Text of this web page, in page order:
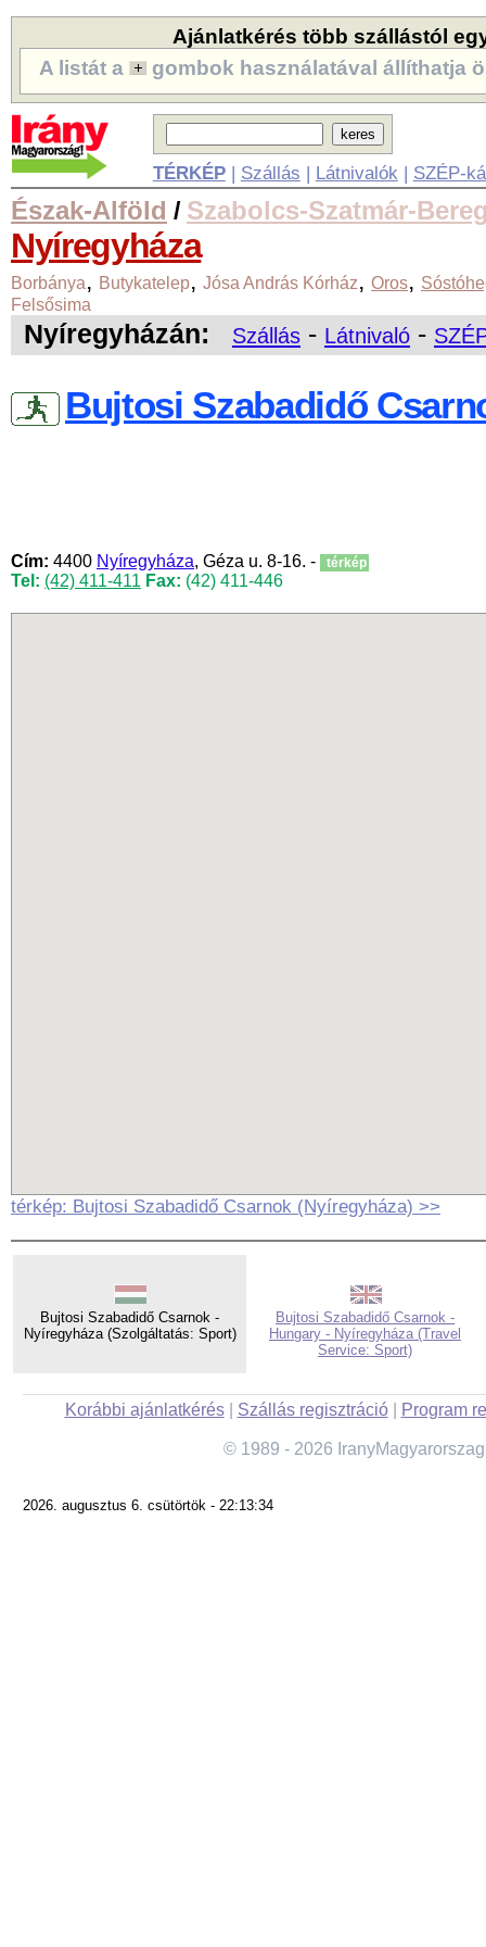
Ajánlatkérés több szállástól
A listát a
gombok használatával állíthatja
TÉRKÉP| Szállás | Látnivalók | SZÉP-
Észak-Alföld / Szabolcs-Szatmár-
Nyíregyháza
Borbánya, Butykatelep, Jósa András Kórház, Oros,
Felsősima
Nyíregyházán: Szállás - Látnivaló -
Bujtosi Szabadidő
Cím: 4400 Nyíregyháza, Géza u. 8-16. - térkép
Tel: (42) 411-411 Fax: (42) 411-446
térkép: Bujtosi Szabadidő Csarnok (Nyíregyháza) >>
Bujtosi Szabadidő Csarnok -
Nyíregyháza (Szolgáltatás: Sport)
Bujtosi Szabadidő Csarnok -
Hungary - Nyíregyháza (Travel
Service: Sport)
Korábbi ajánlatkérés| Szállás regisztráció| Program
© 1989 - 2026
2026. augusztus 6. csütörtök - 22:13:34